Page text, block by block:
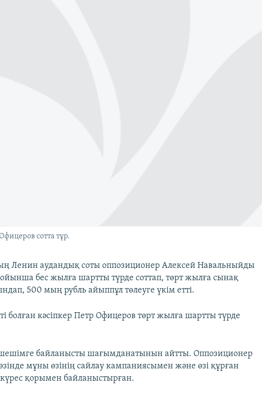
сотта тұр.
Ленин аудандық соты оппозиционер Алексей Навальныйды
бес жылға шартты түрде соттап, төрт жылға сынақ
500 мың рубль айыппұл төлеуге үкім етті.
болған кәсіпкер Петр Офицеров төрт жылға шартты түрде
байланысты шағымданатынын айтты. Оппозиционер
мұны өзінің сайлау кампаниясымен және өзі құрған
қорымен байланыстырған.